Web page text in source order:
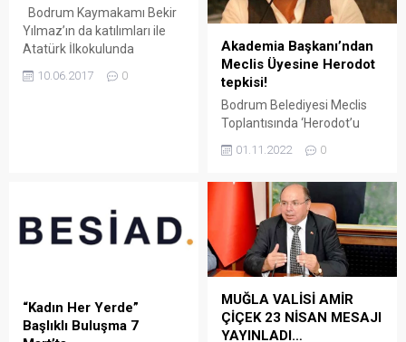
Bodrum Kaymakamı Bekir
Yılmaz’ın da katılımları ile
Atatürk İlkokulunda
düzenlenen karne töreninde
mezun olan öğrencilere
Umurca İlkokulunda
öğrenciler ile bir araya gelen
Emin Geçin, anasınıfı ve özel
10.06.2017 0
Akademia Başkanı’ndan
Meclis Üyesine Herodot
tepkisi!
Bodrum Belediyesi Meclis
Toplantısında ‘Herodot’u
hemşerim olarak kabul
etmiyorum…’ şeklinde
Bodrum Belediyesi MHP’li
Meclis Üyesi Bahattin Kul’un
bu sözlerine, Akademia
Vakfı Başkanı Özay
Kartal’dan tepki geldi. Arena
“Herodot, Yunan değil öz be
öz Anadolu halklarından ve
01.11.2022 0
“Kadın Her Yerde”
Başlıklı Buluşma 7
MUĞLA VALİSİ AMİR
ÇİÇEK 23 NİSAN MESAJI
YAYINLADI…